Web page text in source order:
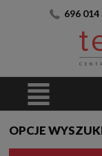
696 014
OPCJE